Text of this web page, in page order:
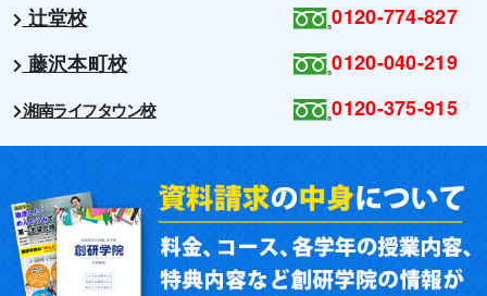
辻堂校
0120-774-827
藤沢本町校
0120-040-219
湘南ライフタウン校 0120-375-915